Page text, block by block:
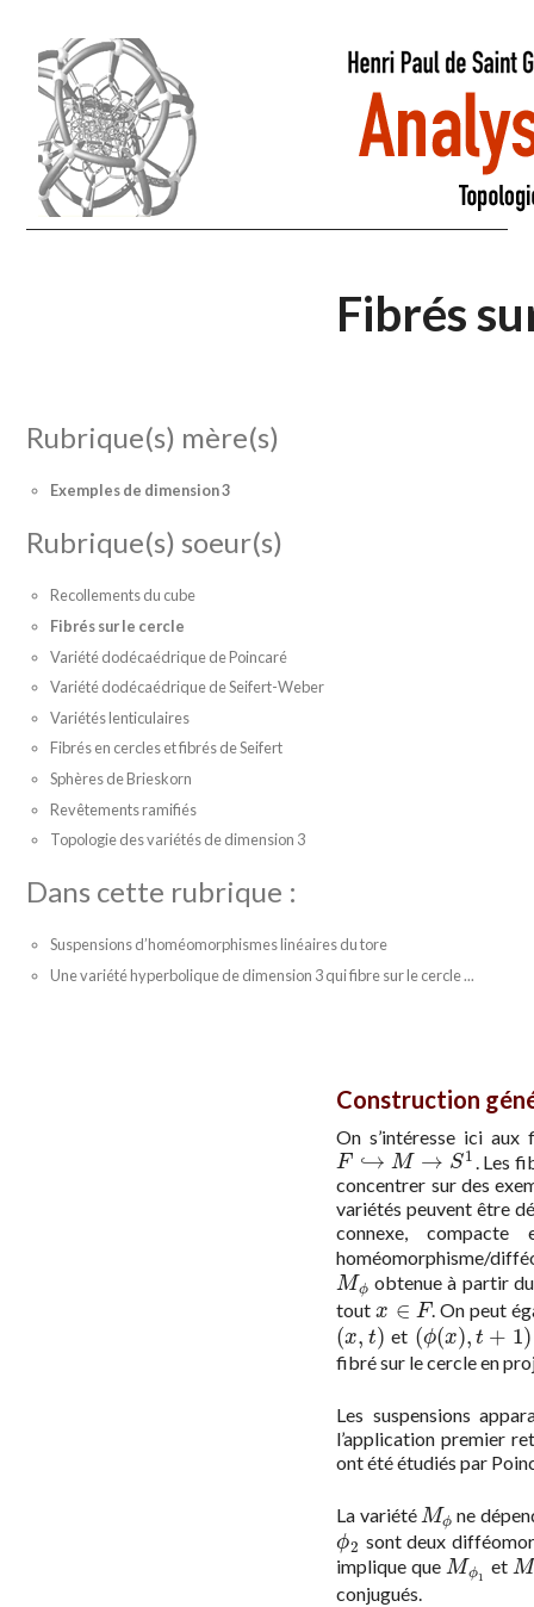
Fibrés
Rubrique(s) mère(s)
Exemples de dimension 3
Rubrique(s) soeur(s)
Recollements du cube
Fibrés sur le cercle
Variété dodécaédrique de Poincaré
Variété dodécaédrique de Seifert-Weber
Variétés lenticulaires
Fibrés en cercles et fibrés de Seifert
Sphères de Brieskorn
Revêtements ramifiés
Topologie des variétés de dimension 3
Dans cette rubrique :
Suspensions d’homéomorphismes linéaires du tore
Une variété hyperbolique de dimension 3 qui fibre sur le cercle ...
Construction
On s’intéresse ici
F ↪ M → S 1
F↪M→S1
. Les
concentrer sur des
variétés peuvent être
connexe,
homéomorphisme/
Mϕ
Mϕ obtenue à partir
tout x ∈ F
x∈F . On peut
(x, t)
(x,t ) et (ϕ(x), t + 1)
(ϕ(x),t+1 )
fibré sur le cercle en
Les suspensions
l’application premier
ont été étudiés par
La variétéMϕ
Mϕ ne
ϕ2
ϕ2 sont deux
implique que Mϕ1
Mϕ1 et M
M
conjugués.